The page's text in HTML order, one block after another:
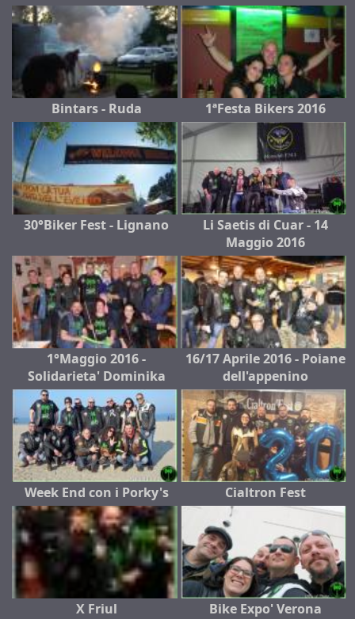
Bintars - Ruda 1ªFesta Bikers 2016
30°Biker Fest - Lignano
Li Saetis di Cuar - 14
Maggio 2016
1°Maggio 2016 -
Solidarieta' Dominika
16/17 Aprile 2016 - Poiane
dell'appenino
Week End con i Porky's Cialtron Fest
X Friul Bike Expo' Verona